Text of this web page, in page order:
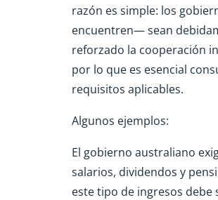
razón es simple: los
encuentren— sean
reforzado la cooperación
por lo que es esencial
requisitos aplicables.
Algunos ejemplos:
El gobierno australiano
salarios, dividendos y
este tipo de ingresos debe